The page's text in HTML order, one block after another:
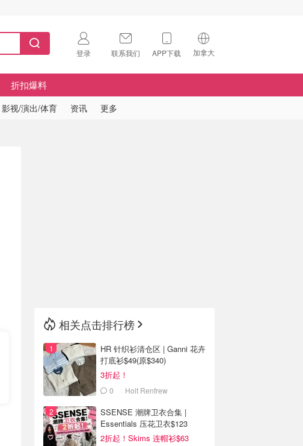
登录 联系我们 APP下载 加拿大
🇺🇸
折扣爆料
影视/演出/体育 资讯 更多
相关点击排行榜
HR 针织衫清仓区 | Ganni 花卉
打底衫$49(原$340)
3折起！
0 Holt Renfrew
SSENSE 潮牌卫衣合集 |
Essentials 压花卫衣$123
2折起！Skims 连帽衫$63